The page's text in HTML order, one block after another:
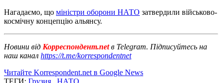
Нагадаємо, що міністри оборони НАТО затвердили військово-
космічну концепцію альянсу.
Новини від Корреспондент.netв Telegram. Підписуйтесь на
наш канал https://t.me/korrespondentnet
Читайте Korrespondent.net в Google News
ТЕГИ: Грузия НАТО